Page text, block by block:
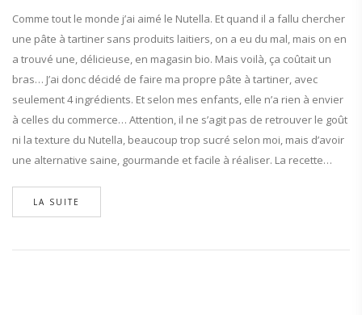
Comme tout le monde j’ai aimé le Nutella. Et quand il a fallu chercher
une pâte à tartiner sans produits laitiers, on a eu du mal, mais on en
a trouvé une, délicieuse, en magasin bio. Mais voilà, ça coûtait un
bras… J’ai donc décidé de faire ma propre pâte à tartiner, avec
seulement 4 ingrédients. Et selon mes enfants, elle n’a rien à envier
à celles du commerce… Attention, il ne s’agit pas de retrouver le goût
ni la texture du Nutella, beaucoup trop sucré selon moi, mais d’avoir
une alternative saine, gourmande et facile à réaliser. La recette…
LA SUITE